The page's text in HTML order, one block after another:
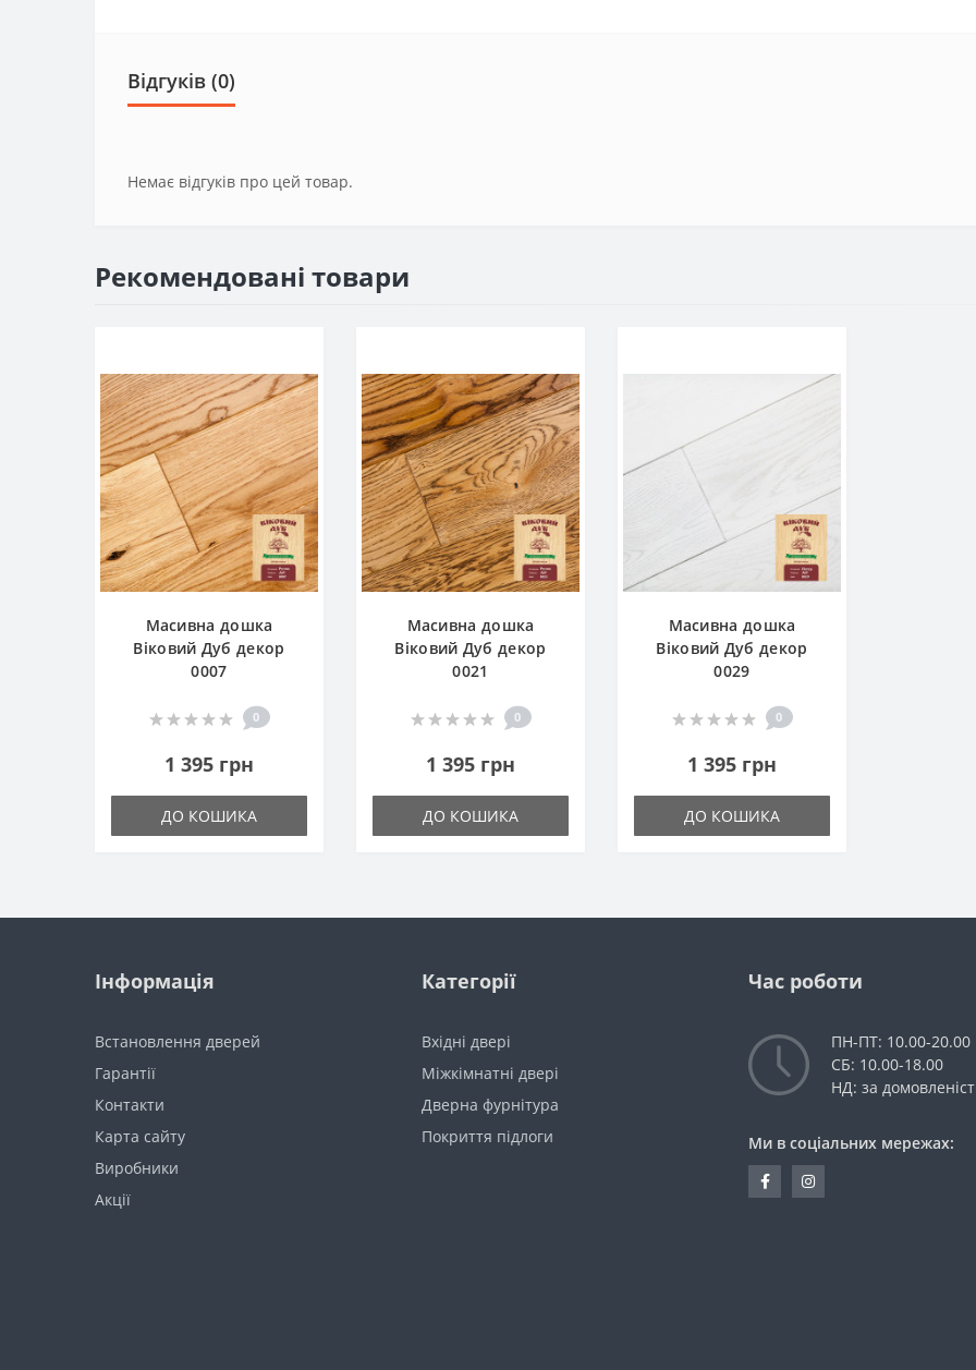
Відгуків (0)
Немає відгуків про цей товар.
Рекомендовані товари
Масивна дошка
Віковий Дуб декор
0007
0
1 395 грн
ДО КОШИКА
Масивна дошка
Віковий Дуб декор
0021
0
1 395 грн
ДО КОШИКА
Масивна дошка
Віковий Дуб декор
0029
0
1 395 грн
ДО КОШИКА
Інформація
Встановлення дверей
Гарантії
Контакти
Карта сайту
Виробники
Акції
Категорії
Вхідні двері
Міжкімнатні двері
Дверна фурнітура
Покриття підлоги
Час роботи
ПН-ПТ: 10.00-20.00
СБ: 10.00-18.00
НД: за
Ми в соціальних мережах: